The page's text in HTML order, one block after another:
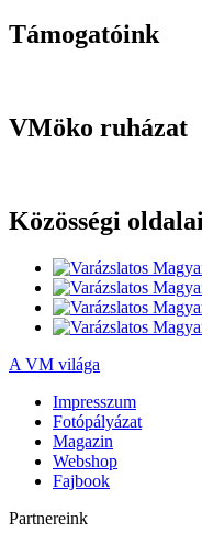
Támogatóink
VMöko ruházat
Közösségi
A VM világa
Impresszum
Fotópályázat
Magazin
Webshop
Fajbook
Partnereink